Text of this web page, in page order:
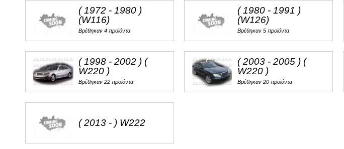
FORD
GREAT WALL
( 1972 - 1980 )
(W116)
Βρέθηκαν 4 προϊόντα
( 1980 - 1991 )
(W126)
Βρέθηκαν 5 προϊόντα
( 1998 - 2002 ) (
W220 )
Βρέθηκαν 22 προϊόντα
( 2003 - 2005 ) (
W220 )
Βρέθηκαν 20 προϊόντα
( 2013 - ) W222